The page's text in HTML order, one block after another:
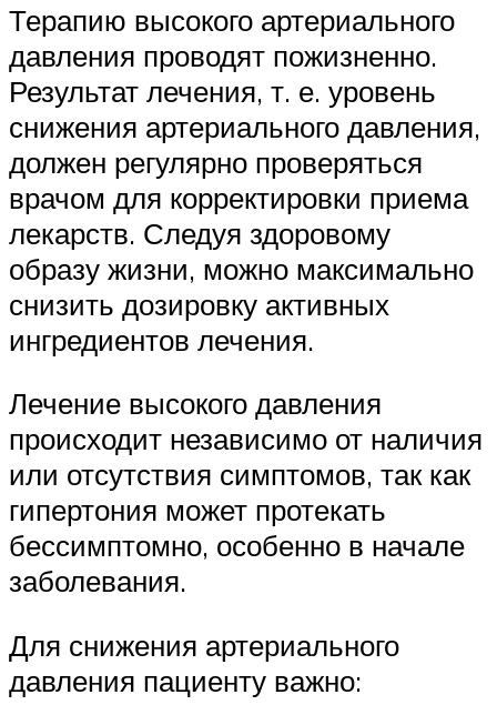
Терапию высокого артериального
давления проводят пожизненно.
Результат лечения, т. е. уровень
снижения артериального давления,
должен регулярно проверяться
врачом для корректировки приема
лекарств. Следуя здоровому
образу жизни, можно максимально
снизить дозировку активных
ингредиентов лечения.
Лечение высокого давления
происходит независимо от наличия
или отсутствия симптомов, так как
гипертония может протекать
бессимптомно, особенно в начале
заболевания.
Для снижения артериального
давления пациенту важно: